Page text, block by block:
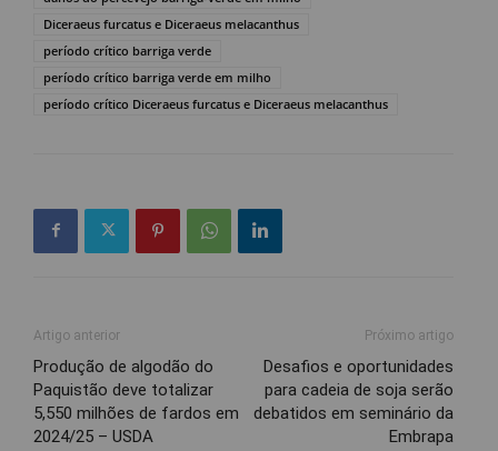
Diceraeus furcatus e Diceraeus melacanthus
período crítico barriga verde
período crítico barriga verde em milho
período crítico Diceraeus furcatus e Diceraeus melacanthus
Artigo anterior
Produção de algodão do
Paquistão deve totalizar
5,550 milhões de fardos em
2024/25 – USDA
Próximo artigo
Desafios e oportunidades
para cadeia de soja serão
debatidos em seminário da
Embrapa